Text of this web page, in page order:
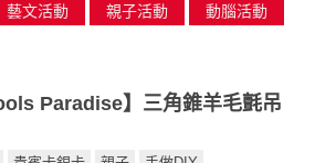
藝文活動 親子活動
動腦活動
Paradise】三角錐羊毛氈吊